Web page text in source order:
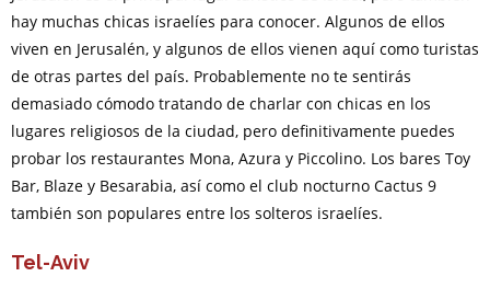
hay muchas chicas israelíes para conocer. Algunos de ellos
viven en Jerusalén, y algunos de ellos vienen aquí como turistas
de otras partes del país. Probablemente no te sentirás
demasiado cómodo tratando de charlar con chicas en los
lugares religiosos de la ciudad, pero definitivamente puedes
probar los restaurantes Mona, Azura y Piccolino. Los bares Toy
Bar, Blaze y Besarabia, así como el club nocturno Cactus 9
también son populares entre los solteros israelíes.
Tel-Aviv